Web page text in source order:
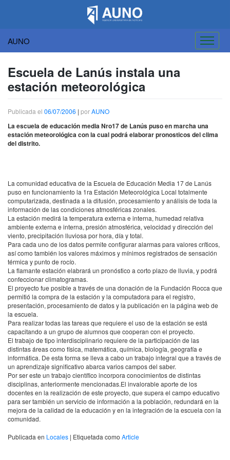
AUNO
contenido
Escuela de Lanús instala una
estación meteorológica
Publicada el 06/07/2006 | porAUNO
La escuela de educación media Nro17 de Lanús puso en marcha una
estación meteorológica con la cual podrá elaborar pronosticos del clima
del distrito.
La comunidad educativa de la Escuela de Educación Media 17 de Lanús
puso en funcionamiento la 1ra Estación Meteorológica Local totalmente
computarizada, destinada a la difusión, procesamiento y análisis de toda la
información de las condiciones atmosféricas zonales.
La estación medirá la temperatura externa e interna, humedad relativa
ambiente externa e interna, presión atmosférica, velocidad y dirección del
viento, precipitación lluviosa por hora, día y total.
Para cada uno de los datos permite configurar alarmas para valores críticos,
así como también los valores máximos y mínimos registrados de sensación
térmica y punto de rocío.
La flamante estación elabrará un pronóstico a corto plazo de lluvia, y podrá
confeccionar climatogramas.
El proyecto fue posible a través de una donación de la Fundación Rocca que
permitió la compra de la estación y la computadora para el registro,
presentación, procesamiento de datos y la publicación en la página web de
la escuela.
Para realizar todas las tareas que requiere el uso de la estación se está
capacitando a un grupo de alumnos que cooperan con el proyecto.
El trabajo de tipo interdisciplinario requiere de la participación de las
distintas áreas como física, matemática, química, biología, geografía e
informática. De esta forma se lleva a cabo un trabajo integral que a través de
un aprendizaje significativo abarca varios campos del saber.
Por ser este un trabajo científico incorpora conocimientos de distintas
disciplinas, anteriormente mencionadas.El invalorable aporte de los
docentes en la realización de este proyecto, que supera el campo educativo
para ser también un servicio de información a la población, redundará en la
mejora de la calidad de la educación y en la integración de la escuela con la
comunidad.
Publicada en Locales | Etiquetada como Article